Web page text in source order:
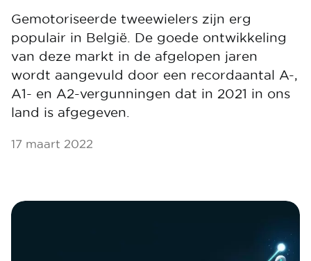
Gemotoriseerde tweewielers zijn erg
populair in België. De goede ontwikkeling
van deze markt in de afgelopen jaren
wordt aangevuld door een recordaantal A-,
A1- en A2-vergunningen dat in 2021 in ons
land is afgegeven.
17 maart 2022